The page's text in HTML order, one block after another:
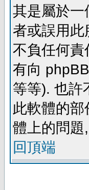
其是屬於
者或誤用
不負任何
有向
等等). 也許
此軟體的
體上的問
回頂端